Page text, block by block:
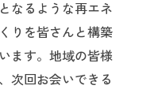
なるような再エネ
りを皆さんと構築
ます。地域の皆様
次回お会いできる